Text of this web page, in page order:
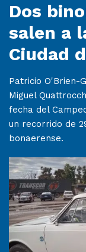
Dos
salen a
Ciudad
Patricio O'Brien-
Miguel
fecha del
un recorrido de
bonaerense.